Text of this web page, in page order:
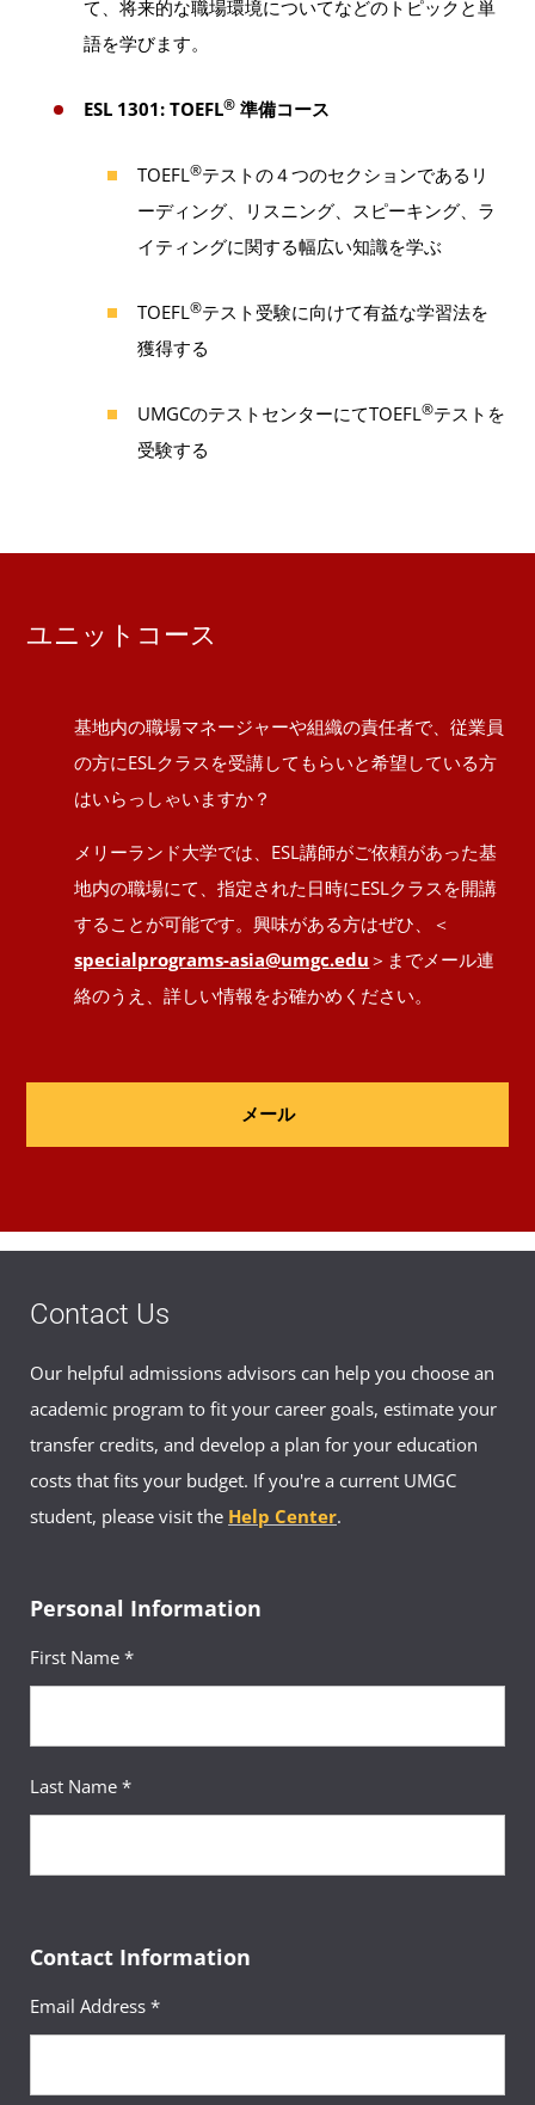
て、将来的な職場環境についてなどのトピックと単
語を学びます。
ESL 1301: TOEFL® 準備コース
TOEFL®テストの４つのセクションであるリ
ーディング、リスニング、スピーキング、ラ
イティングに関する幅広い知識を学ぶ
TOEFL®テスト受験に向けて有益な学習法を
獲得する
UMGCのテストセンターにてTOEFL®テストを
受験する
ユニットコース
基地内の職場マネージャーや組織の責任者で、従業員
の方にESLクラスを受講してもらいと希望している方
はいらっしゃいますか？
メリーランド大学では、ESL講師がご依頼があった基
地内の職場にて、指定された日時にESLクラスを開講
することが可能です。興味がある方はぜひ、＜
specialprograms-asia@umgc.edu ＞までメール連
絡のうえ、詳しい情報をお確かめください。
メール
Contact Us
Our helpful admissions advisors can help you choose an
academic program to fit your career goals, estimate your
transfer credits, and develop a plan for your education
costs that fits your budget. If you're a current UMGC
student, please visit the Help Center.
Personal Information
First Name *
Last Name *
Contact Information
Email Address *